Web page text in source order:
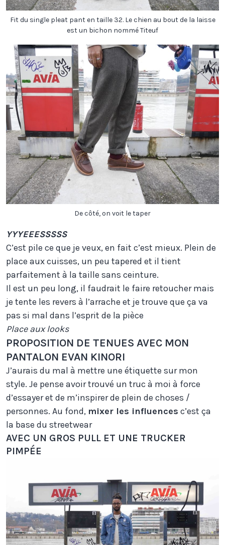
Fit du single pleat pant en taille 32. Le chien au bout de la laisse
est un bichon nommé Titeuf
De côté, on voit le taper
YYYEEESSSSS
C’est pile ce que je veux, en fait c’est mieux. Plein de
place aux cuisses, un peu tapered et il tient
parfaitement à la taille sans ceinture.
Il est un peu long, il faudrait le faire retoucher mais
je tente les revers à l’arrache et je trouve que ça va
pas si mal dans l’esprit de la pièce
Place aux looks
PROPOSITION DE TENUES AVEC MON
PANTALON EVAN KINORI
J’aurais du mal à mettre une étiquette sur mon
style. Je pense avoir trouvé un truc à moi à force
d’essayer et de m’inspirer de plein de choses /
personnes. Au fond, mixer les influences c’est ça
la base du streetwear
AVEC UN GROS PULL ET UNE TRUCKER
PIMPÉE